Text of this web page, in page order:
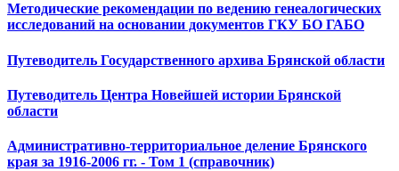
Методические рекомендации по ведению генеалогических
исследований на основании документов ГКУ БО ГАБО
Путеводитель Государственного архива Брянской области
Путеводитель Центра Новейшей истории Брянской
области
Административно-территориальное деление Брянского
края за 1916-2006 гг. - Том 1 (справочник)